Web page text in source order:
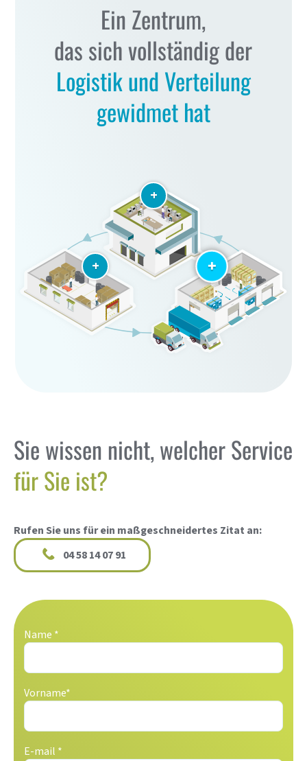
Ein Zentrum,
das sich vollständig der
Logistik und Verteilung
gewidmet hat
+
+ +
Sie wissen nicht, welcher Service
für Sie ist?
Rufen Sie uns für ein maßgeschneidertes Zitat an:
04 58 14 07 91
Name *
Vorname*
E-mail *